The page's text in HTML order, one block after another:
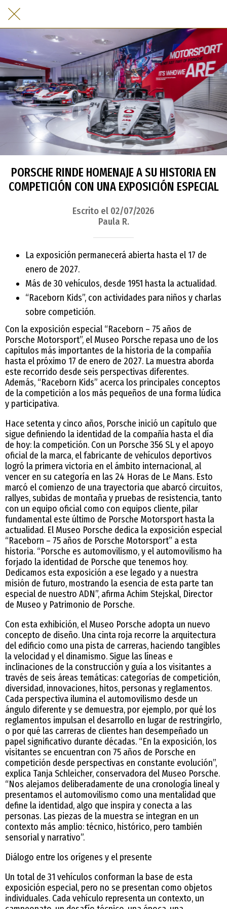
PORSCHE RINDE HOMENAJE A SU HISTORIA EN
COMPETICIÓN CON UNA EXPOSICIÓN ESPECIAL
Escrito el 02/07/2026
Paula R.
La exposición permanecerá abierta hasta el 17 de
enero de 2027.
Más de 30 vehículos, desde 1951 hasta la actualidad.
“Raceborn Kids”, con actividades para niños y charlas
sobre competición.
Con la exposición especial “Raceborn – 75 años de
Porsche Motorsport”, el Museo Porsche repasa uno de los
capítulos más importantes de la historia de la compañía
hasta el próximo 17 de enero de 2027. La muestra aborda
este recorrido desde seis perspectivas diferentes.
Además, “Raceborn Kids” acerca los principales conceptos
de la competición a los más pequeños de una forma lúdica
y participativa.
Hace setenta y cinco años, Porsche inició un capítulo que
sigue definiendo la identidad de la compañía hasta el día
de hoy: la competición. Con un Porsche 356 SL y el apoyo
oficial de la marca, el fabricante de vehículos deportivos
logró la primera victoria en el ámbito internacional, al
vencer en su categoría en las 24 Horas de Le Mans. Esto
marcó el comienzo de una trayectoria que abarcó circuitos,
rallyes, subidas de montaña y pruebas de resistencia, tanto
con un equipo oficial como con equipos cliente, pilar
fundamental este último de Porsche Motorsport hasta la
actualidad. El Museo Porsche dedica la exposición especial
“Raceborn – 75 años de Porsche Motorsport” a esta
historia. “Porsche es automovilismo, y el automovilismo ha
forjado la identidad de Porsche que tenemos hoy.
Dedicamos esta exposición a ese legado y a nuestra
misión de futuro, mostrando la esencia de esta parte tan
especial de nuestro ADN”, afirma Achim Stejskal, Director
de Museo y Patrimonio de Porsche.
Con esta exhibición, el Museo Porsche adopta un nuevo
concepto de diseño. Una cinta roja recorre la arquitectura
del edificio como una pista de carreras, haciendo tangibles
la velocidad y el dinamismo. Sigue las líneas e
inclinaciones de la construcción y guía a los visitantes a
través de seis áreas temáticas: categorías de competición,
diversidad, innovaciones, hitos, personas y reglamentos.
Cada perspectiva ilumina el automovilismo desde un
ángulo diferente y se demuestra, por ejemplo, por qué los
reglamentos impulsan el desarrollo en lugar de restringirlo,
o por qué las carreras de clientes han desempeñado un
papel significativo durante décadas. “En la exposición, los
visitantes se encuentran con 75 años de Porsche en
competición desde perspectivas en constante evolución”,
explica Tanja Schleicher, conservadora del Museo Porsche.
“Nos alejamos deliberadamente de una cronología lineal y
presentamos el automovilismo como una mentalidad que
define la identidad, algo que inspira y conecta a las
personas. Las piezas de la muestra se integran en un
contexto más amplio: técnico, histórico, pero también
sensorial y narrativo”.
Diálogo entre los orígenes y el presente
Un total de 31 vehículos conforman la base de esta
exposición especial, pero no se presentan como objetos
individuales. Cada vehículo representa un contexto, un